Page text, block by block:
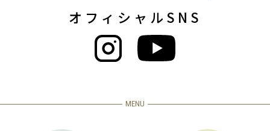
オフィシャルSNS
MENU